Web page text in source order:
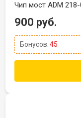
Чип мост ADM
900 руб.
Бонусов:45